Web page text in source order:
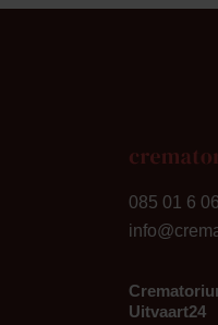
085 01 6
Uitvaart24